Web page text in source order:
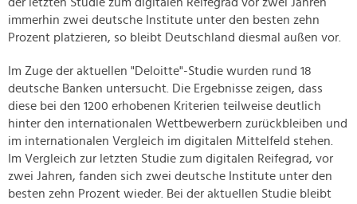
immerhin zwei deutsche Institute unter den besten zehn
Prozent platzieren, so bleibt Deutschland diesmal außen vor.
Im Zuge der aktuellen "Deloitte"-Studie wurden rund 18
deutsche Banken untersucht. Die Ergebnisse zeigen, dass
diese bei den 1200 erhobenen Kriterien teilweise deutlich
hinter den internationalen Wettbewerbern zurückbleiben und
im internationalen Vergleich im digitalen Mittelfeld stehen.
Im Vergleich zur letzten Studie zum digitalen Reifegrad, vor
zwei Jahren, fanden sich zwei deutsche Institute unter den
besten zehn Prozent wieder. Bei der aktuellen Studie bleibt